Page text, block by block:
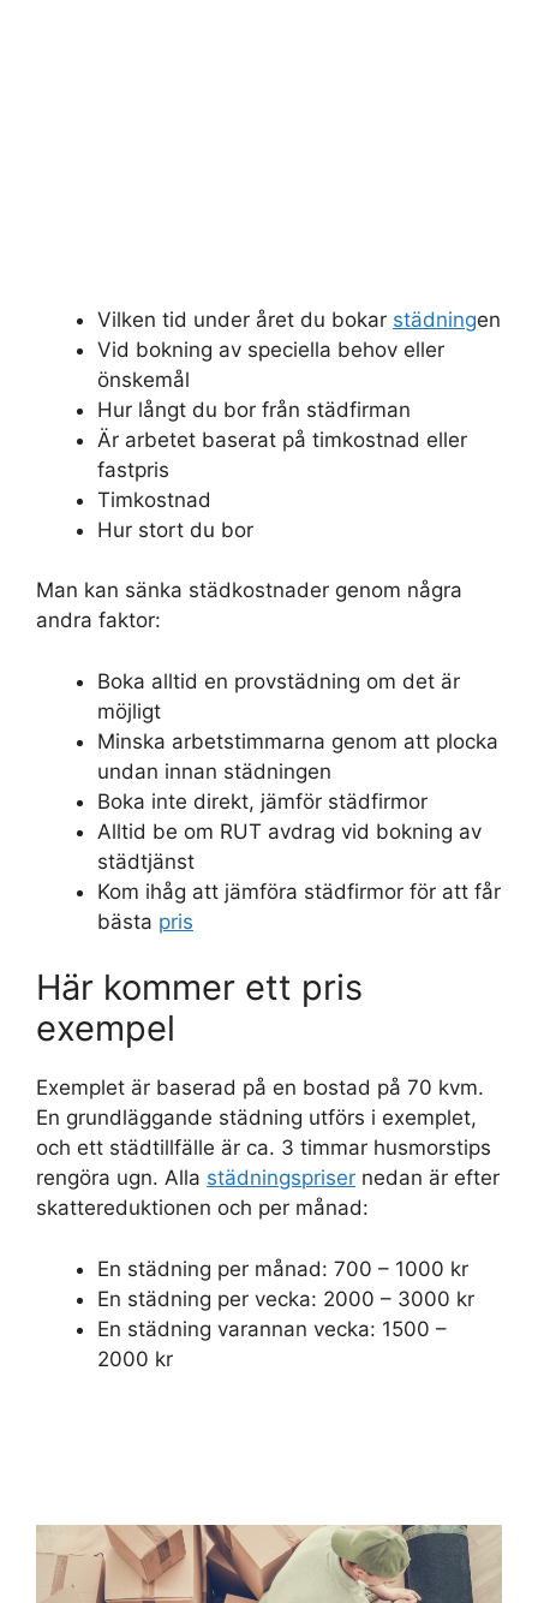
Vilken tid under året du bokar städningen
Vid bokning av speciella behov eller
önskemål
Hur långt du bor från städfirman
Är arbetet baserat på timkostnad eller
fastpris
Timkostnad
Hur stort du bor
Man kan sänka städkostnader genom några
andra faktor:
Boka alltid en provstädning om det är
möjligt
Minska arbetstimmarna genom att plocka
undan innan städningen
Boka inte direkt, jämför städfirmor
Alltid be om RUT avdrag vid bokning av
städtjänst
Kom ihåg att jämföra städfirmor för att får
bästa pris
Här kommer ett pris
exempel
Exemplet är baserad på en bostad på 70 kvm.
En grundläggande städning utförs i exemplet,
och ett städtillfälle är ca. 3 timmar husmorstips
rengöra ugn. Alla städningspriser nedan är efter
skattereduktionen och per månad:
En städning per månad: 700 – 1000 kr
En städning per vecka: 2000 – 3000 kr
En städning varannan vecka: 1500 –
2000 kr